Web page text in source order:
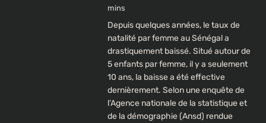
mins
Depuis quelques années, le taux de
natalité par femme au Sénégal a
drastiquement baissé. Situé autour de
5 enfants par femme, il y a seulement
10 ans, la baisse a été effective
dernièrement. Selon une enquête de
l’Agence nationale de la statistique et
de la démographie (Ansd) rendue